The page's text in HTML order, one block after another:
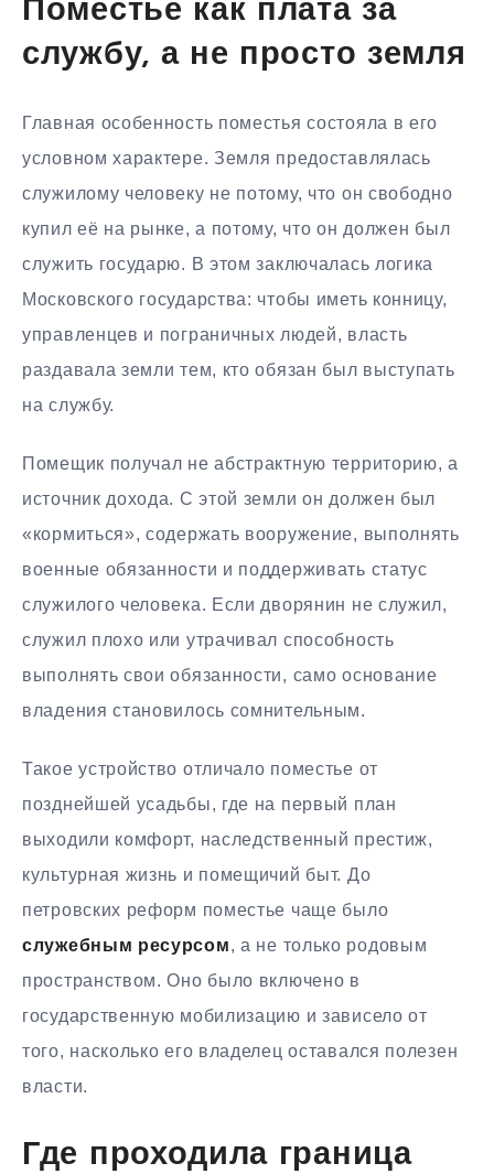
Поместье как плата за
службу, а не просто земля
Главная особенность поместья состояла в его
условном характере. Земля предоставлялась
служилому человеку не потому, что он свободно
купил её на рынке, а потому, что он должен был
служить государю. В этом заключалась логика
Московского государства: чтобы иметь конницу,
управленцев и пограничных людей, власть
раздавала земли тем, кто обязан был выступать
на службу.
Помещик получал не абстрактную территорию, а
источник дохода. С этой земли он должен был
«кормиться», содержать вооружение, выполнять
военные обязанности и поддерживать статус
служилого человека. Если дворянин не служил,
служил плохо или утрачивал способность
выполнять свои обязанности, само основание
владения становилось сомнительным.
Такое устройство отличало поместье от
позднейшей усадьбы, где на первый план
выходили комфорт, наследственный престиж,
культурная жизнь и помещичий быт. До
петровских реформ поместье чаще было
служебным ресурсом, а не только родовым
пространством. Оно было включено в
государственную мобилизацию и зависело от
того, насколько его владелец оставался полезен
власти.
Где проходила граница